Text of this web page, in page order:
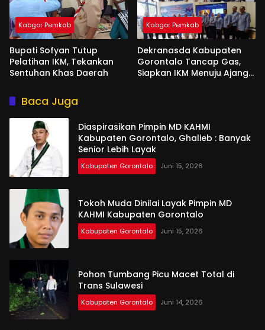
Kabgor Pemkab
Bupati Sofyan Tutup
Pelatihan IKM, Tekankan
Sentuhan Khas Daerah
Kabgor Pemkab
Dekranasda Kabupaten
Gorontalo Tancap Gas,
Siapkan IKM Menuju Ajang
Baca Juga
Diaspirasikan Pimpin MD KAHMI
Kabupaten Gorontalo, Ghalieb : Banyak
Senior Lebih Layak
Kabupaten Gorontalo Juni 15, 2026
Tokoh Muda Dinilai Layak Pimpin MD
KAHMI Kabupaten Gorontalo
Kabupaten Gorontalo Juni 15, 2026
Pohon Tumbang Picu Macet Total di
Trans Sulawesi
Kabupaten Gorontalo Juni 14, 2026